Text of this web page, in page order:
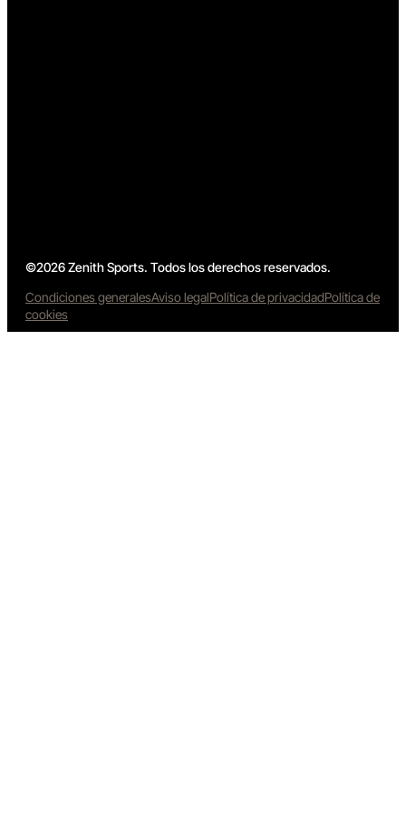
©2026 Zenith Sports. Todos los derechos reservados.
Condiciones generalesAviso legalPolítica de privacidadPolítica de
cookies